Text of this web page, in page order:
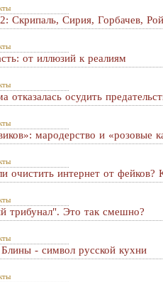
Скрипаль, Сирия, Горбачев,
от иллюзий к реалиям
отказалась осудить
мародерство и «розовые
интернет от фейков?
тpибунaл". Это так смешно?
- символ русской кухни